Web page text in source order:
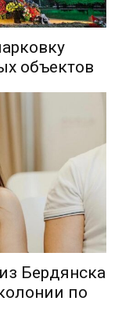
объектов
Бердянска
по